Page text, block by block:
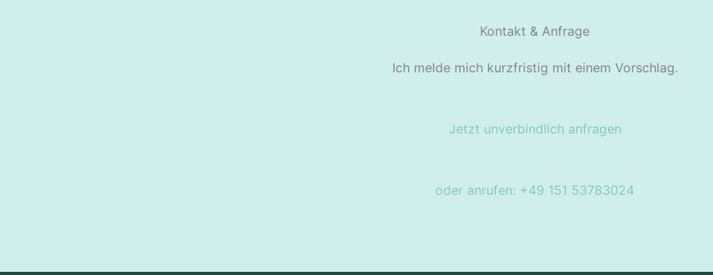
Kontakt & Anfrage
Ich melde mich kurzfristig mit einem Vorschlag.
Jetzt unverbindlich anfragen
oder anrufen: +49 151 53783024